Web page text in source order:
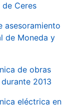
Ceres
asesoramiento
de Moneda y
de obras
2013
eléctrica en